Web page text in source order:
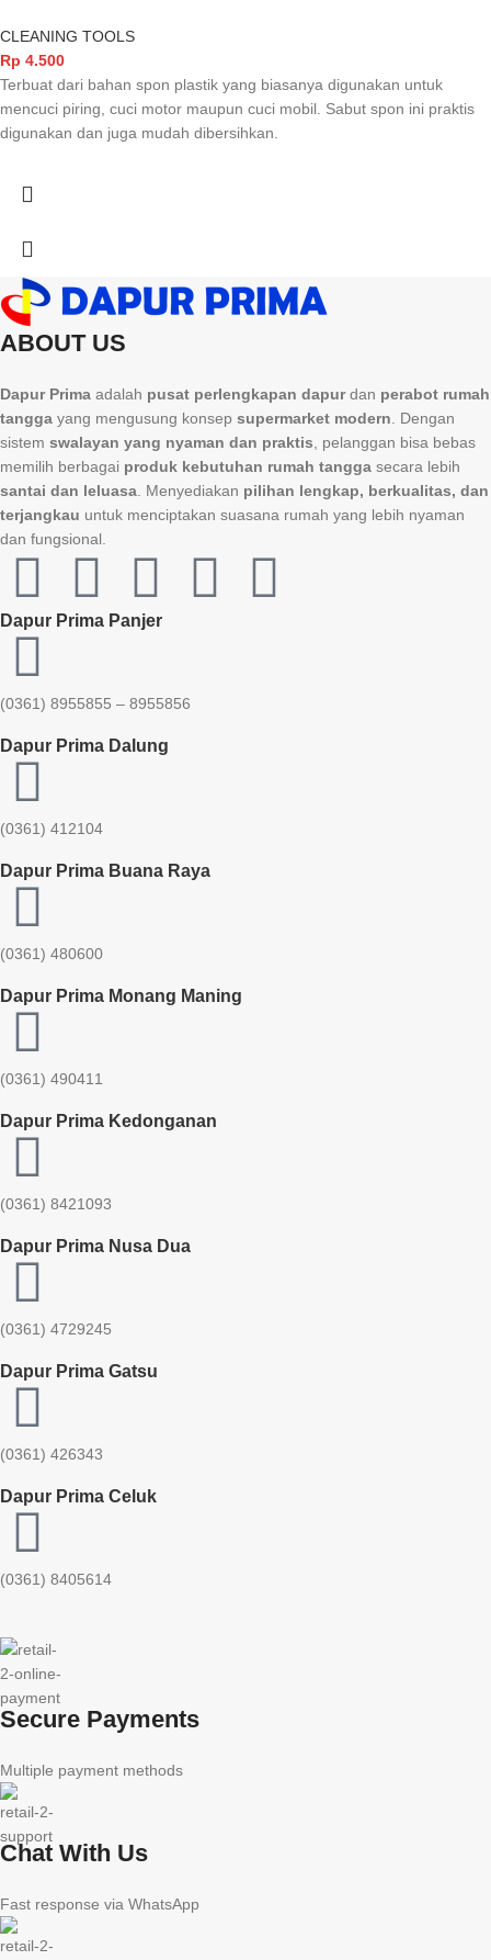
CLEANING TOOLS
Rp 4.500
Terbuat dari bahan spon plastik yang biasanya digunakan untuk
mencuci piring, cuci motor maupun cuci mobil. Sabut spon ini praktis
digunakan dan juga mudah dibersihkan.
ABOUT US
Dapur Prima adalah pusat perlengkapan dapurdan perabot rumah
tangga yang mengusung konsep supermarket modern . Dengan
sistem swalayan yang nyaman dan praktis , pelanggan bisa bebas
memilih berbagai produk kebutuhan rumah tangga secara lebih
santai dan leluasa . Menyediakan pilihan lengkap, berkualitas, dan
terjangkau untuk menciptakan suasana rumah yang lebih nyaman
dan fungsional.
Dapur Prima Panjer
(0361) 8955855 – 8955856​
Dapur Prima Dalung
(0361) 412104
Dapur Prima Buana Raya
(0361) 480600
Dapur Prima Monang Maning
(0361) 490411​
Dapur Prima Kedonganan
(0361) 8421093
Dapur Prima Nusa Dua
(0361) 4729245
Dapur Prima Gatsu
(0361) 426343
Dapur Prima Celuk
(0361) 8405614
Secure Payments
Multiple payment methods
Chat With Us
Fast response via WhatsApp